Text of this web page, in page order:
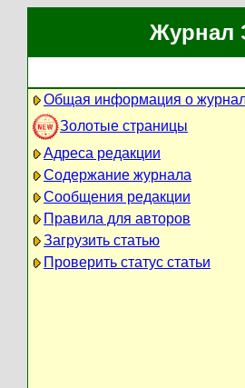
Журнал
Общая информация о
Золотые страницы
Адреса редакции
Содержание журнала
Сообщения редакции
Правила для авторов
Загрузить статью
Проверить статус статьи